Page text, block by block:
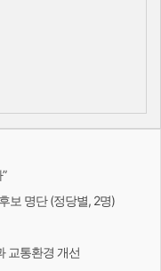
보 명단 (정당별, 2명)
교통환경 개선